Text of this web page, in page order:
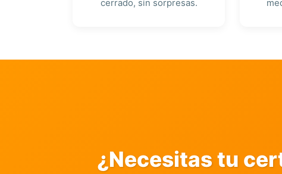
cerrado, sin sorpresas.
¿Necesitas tu